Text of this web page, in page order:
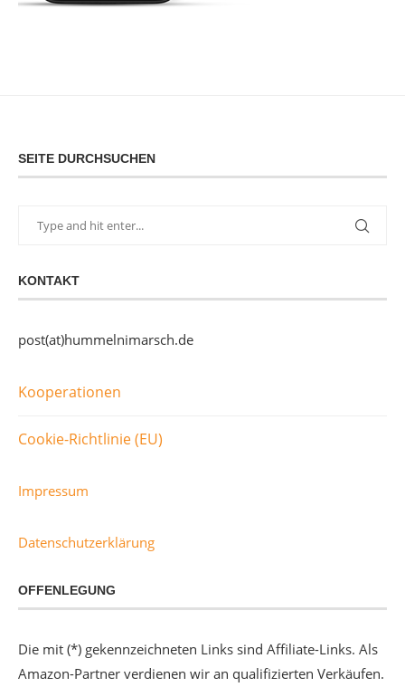
SEITE DURCHSUCHEN
KONTAKT
post(at)hummelnimarsch.de
Kooperationen
Cookie-Richtlinie (EU)
Impressum
Datenschutzerklärung
OFFENLEGUNG
Die mit (*) gekennzeichneten Links sind Affiliate-Links. Als
Amazon-Partner verdienen wir an qualifizierten Verkäufen.